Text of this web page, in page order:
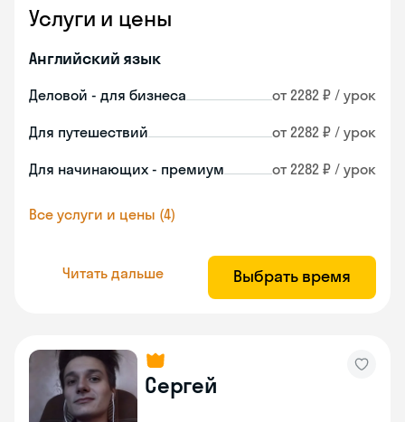
Услуги и цены
Английский язык
Деловой - для бизнеса от 2282 ₽ / урок
Для путешествий от 2282 ₽ / урок
Для начинающих - премиум от 2282 ₽ / урок
Все услуги и цены (4)
Читать дальше Выбрать время
Сергей